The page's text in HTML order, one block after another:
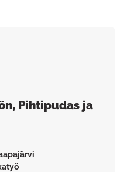
Pihtipudas ja